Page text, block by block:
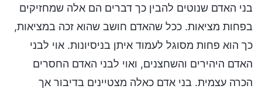
בני האדם שנוטים להבין כך דברים הם אלה שמחזיקים
בפחות מציאות. ככל שהאדם חושב שהוא זכה במציאות,
כך הוא פחות מסוגל לעמוד איתן בניסיונות. אוי לבני
האדם היהירים והשחצנים, ואוי לבני האדם החסרים
הכרה עצמית. בני אדם כאלה מצטיינים בדיבור אך